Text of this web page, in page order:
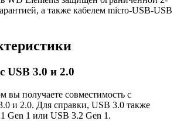
а также кабелем micro-USB-USB
USB 3.0 и 2.0
вы получаете совместимость с
и 2.0. Для справки, USB 3.0 также
Gen 1 или USB 3.2 Gen 1.